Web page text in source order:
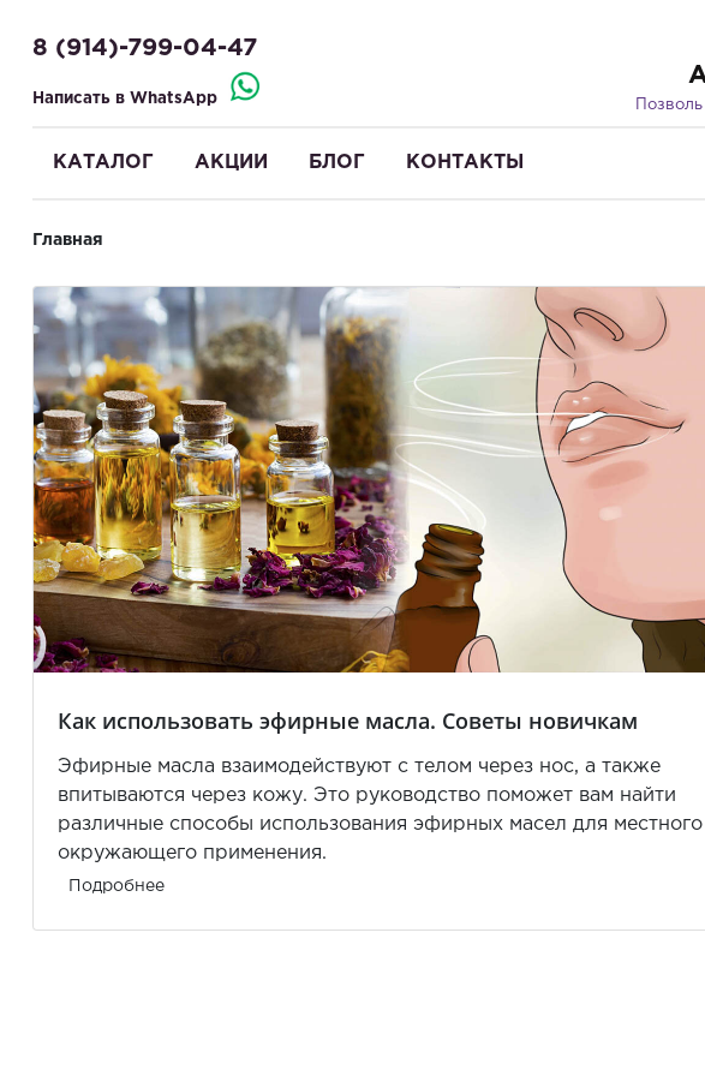
8 (914)-799-04-47
Написать в WhatsApp
КАТАЛОГ АКЦИИ БЛОГ КОНТАКТЫ
Главная
Как использовать эфирные масла. Советы новичкам
Эфирные масла взаимодействуют с телом через нос, а также
впитываются через кожу. Это руководство поможет вам найти
различные способы использования эфирных масел для местного
окружающего применения.
Подробнее